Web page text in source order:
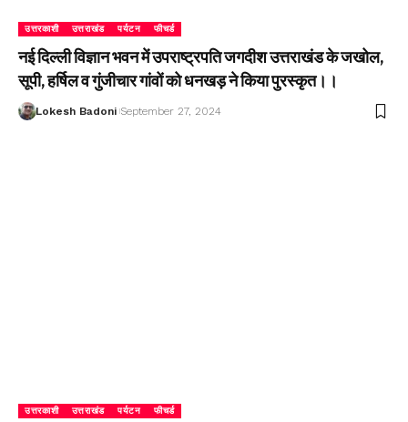
उत्तरकाशी उत्तराखंड पर्यटन फीचर्ड
नई दिल्ली विज्ञान भवन में उपराष्ट्रपति जगदीश उत्तराखंड के जखोल,
सूपी, हर्षिल व गुंजीचार गांवों को धनखड़ ने किया पुरस्कृत।।
Lokesh Badoni September 27, 2024
उत्तरकाशी उत्तराखंड पर्यटन फीचर्ड